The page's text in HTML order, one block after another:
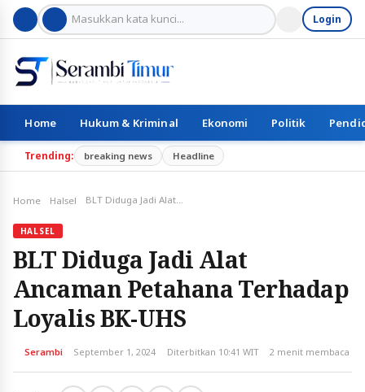
Login
Home Hukum & Kriminal Ekonomi Politik
Trending: breaking news Headline
Home Halsel BLT Diduga Jadi Alat Ancaman Petahana Terhadap Loyalis BK-UHS
HALSEL
BLT Diduga Jadi Alat
Ancaman Petahana Terhadap
Loyalis BK-UHS
Serambi September 1, 2024 Diterbitkan 10:41 WIT 2 menit membaca